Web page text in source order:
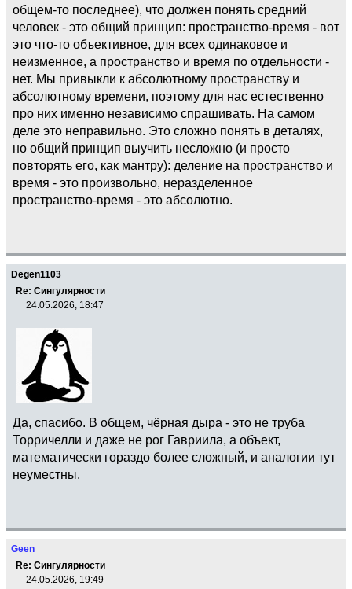
общем-то последнее), что должен понять средний
человек - это общий принцип: пространство-время - вот
это что-то объективное, для всех одинаковое и
неизменное, а пространство и время по отдельности -
нет. Мы привыкли к абсолютному пространству и
абсолютному времени, поэтому для нас естественно
про них именно независимо спрашивать. На самом
деле это неправильно. Это сложно понять в деталях,
но общий принцип выучить несложно (и просто
повторять его, как мантру): деление на пространство и
время - это произвольно, неразделенное
пространство-время - это абсолютно.
Degen1103
Re: Сингулярности
24.05.2026, 18:47
Да, спасибо. В общем, чёрная дыра - это не труба
Торричелли и даже не рог Гавриила, а объект,
математически гораздо более сложный, и аналогии тут
неуместны.
Geen
Re: Сингулярности
24.05.2026, 19:49